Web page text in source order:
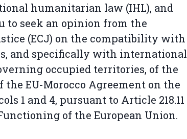
humanitarian law (IHL), and
to seek an opinion from the
(ECJ) on the compatibility with
and specifically with international
occupied territories, of the
the EU-Morocco Agreement on the
1 and 4, pursuant to Article 218.11
of the European Union.